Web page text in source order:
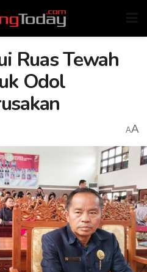
Ruas Tewah
Odol
AA